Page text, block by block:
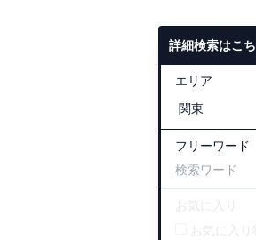
詳細検索はこ
エリア
フリーワード